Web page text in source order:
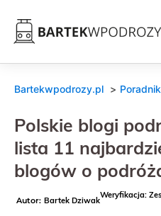
Bartekwpodrozy.pl
Polskie blogi
lista 11
blogów o
Bartek Dziwak
Weryfikacja: